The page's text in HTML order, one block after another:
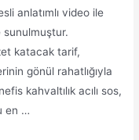
anlatımlı video ile
sunulmuştur.
katacak tarif,
gönül rahatlığıyla
kahvaltılık acılı sos,
en …